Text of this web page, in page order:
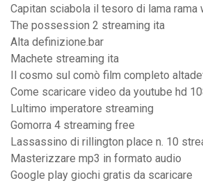
Capitan sciabola il tesoro di lama rama
The possession 2 streaming ita
Alta definizione.bar
Machete streaming ita
Il cosmo sul comò film completo
Come scaricare video da youtube hd
Lultimo imperatore streaming
Gomorra 4 streaming free
Lassassino di rillington place n. 10
Masterizzare mp3 in formato audio
Google play giochi gratis da scaricare